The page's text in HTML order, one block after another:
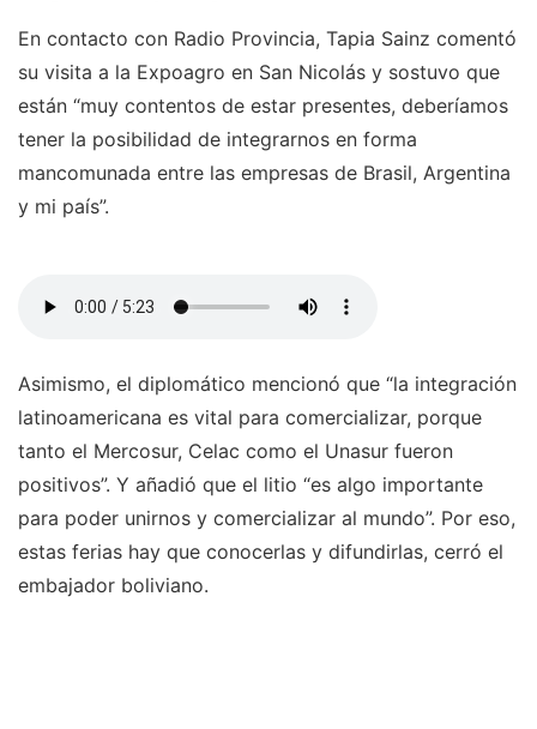
En contacto con Radio Provincia, Tapia Sainz comentó
su visita a la Expoagro en San Nicolás y sostuvo que
están “muy contentos de estar presentes, deberíamos
tener la posibilidad de integrarnos en forma
mancomunada entre las empresas de Brasil, Argentina
y mi país”.
Asimismo, el diplomático mencionó que “la integración
latinoamericana es vital para comercializar, porque
tanto el Mercosur, Celac como el Unasur fueron
positivos”. Y añadió que el litio “es algo importante
para poder unirnos y comercializar al mundo”. Por eso,
estas ferias hay que conocerlas y difundirlas, cerró el
embajador boliviano.